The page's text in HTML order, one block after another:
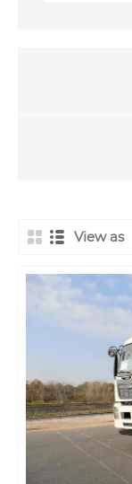
View as